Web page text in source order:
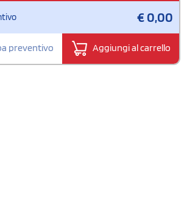
€0,00
preventivo Aggiungi al carrello